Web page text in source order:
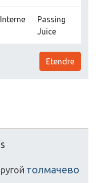
Interne
Passing
Juice
Etendre
толмачево